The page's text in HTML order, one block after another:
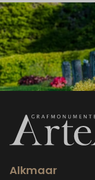
Alkmaar